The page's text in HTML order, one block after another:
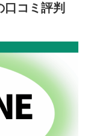
口コミ評判